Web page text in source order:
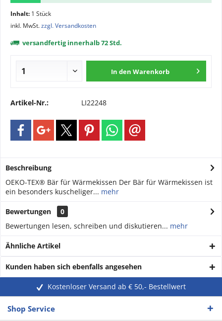
Inhalt: 1 Stück
inkl. MwSt.zzgl. Versandkosten
versandfertig innerhalb 72 Std.
In den Warenkorb
Artikel-Nr.: LI22248
Beschreibung
OEKO-TEX® Bär für Wärmekissen Der Bär für Wärmekissen ist
ein besonders kuscheliger... mehr
Bewertungen
0
Bewertungen lesen, schreiben und diskutieren... mehr
Ähnliche Artikel
Kunden haben sich ebenfalls angesehen
Kostenloser Versand ab € 50,- Bestellwert
Shop Service